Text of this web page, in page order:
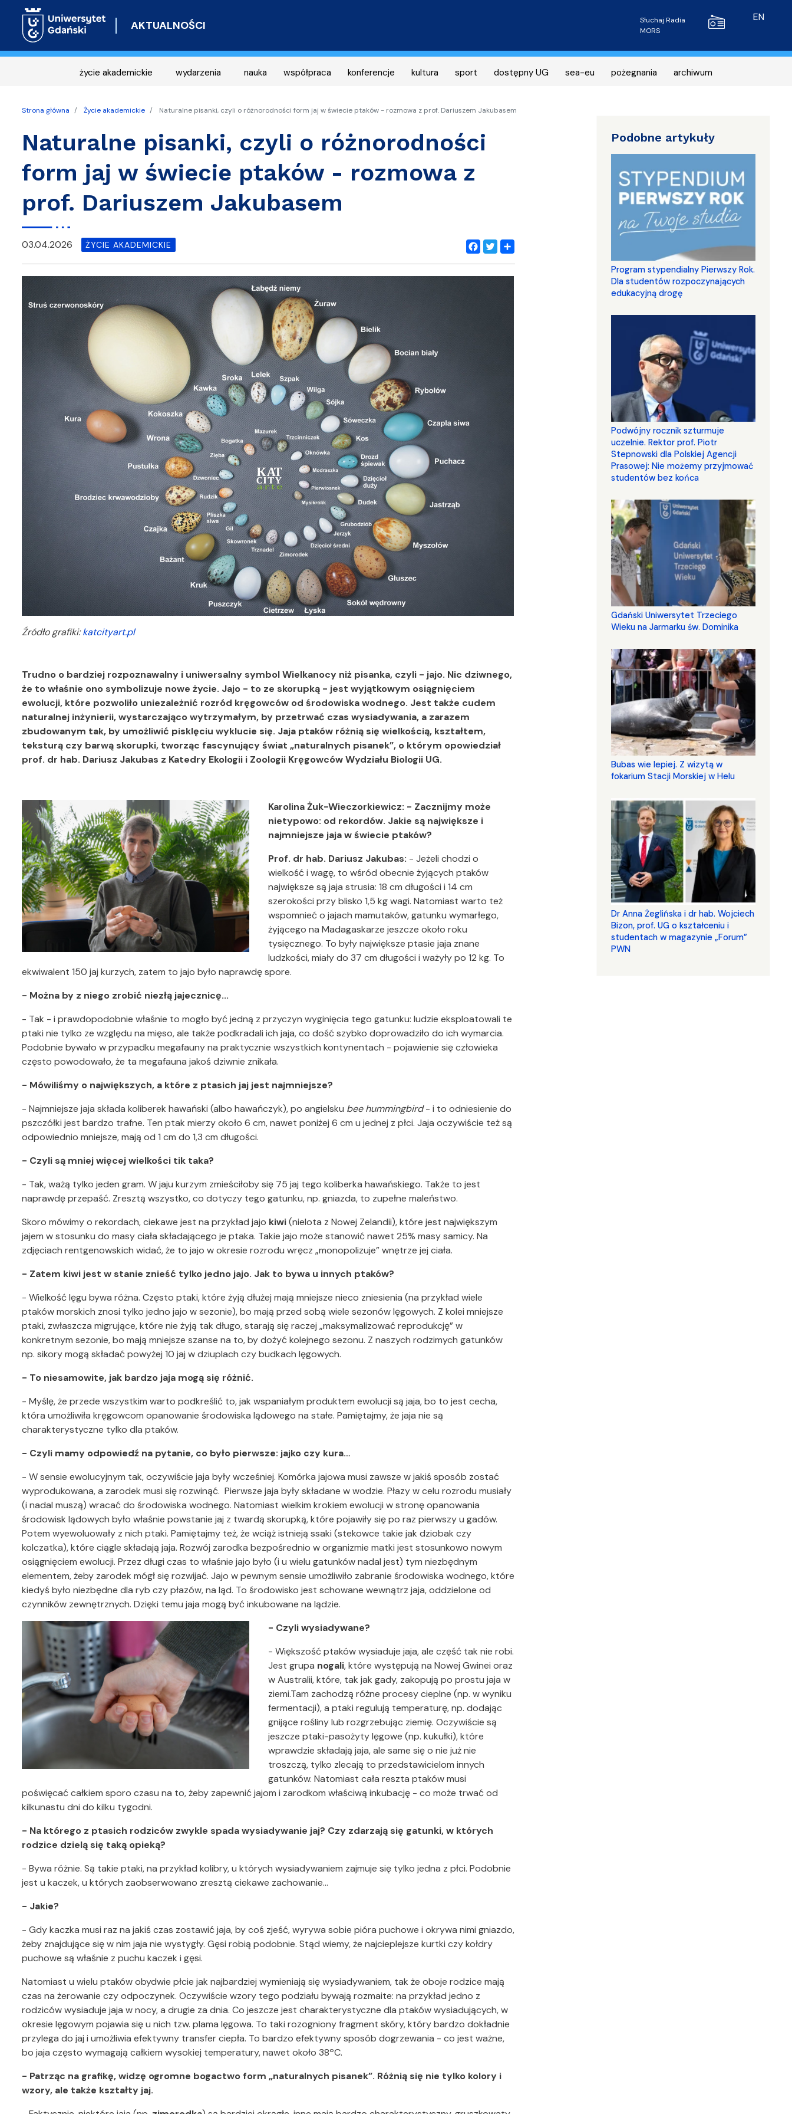
AKTUALNOŚCI Radio MORS
Słuchaj Radia
MORS
EN
życie akademickie wydarzenia nauka współpraca konferencje kultura sport dostępny UG sea-eu pożegnania archiwum
Strona główna Życie akademickie Naturalne pisanki, czyli o różnorodności form jaj w świecie ptaków - rozmowa z prof. Dariuszem Jakubasem
Naturalne pisanki, czyli o różnorodności
form jaj w świecie ptaków - rozmowa z
prof. Dariuszem Jakubasem
Facebook
Twitter
Share
03.04.2026 ŻYCIE AKADEMICKIE
Źródło grafiki:katcityart.pl
Trudno o bardziej rozpoznawalny i uniwersalny symbol Wielkanocy niż pisanka, czyli - jajo. Nic dziwnego,
że to właśnie ono symbolizuje nowe życie. Jajo - to ze skorupką - jest wyjątkowym osiągnięciem
ewolucji, które pozwoliło uniezależnić rozród kręgowców od środowiska wodnego. Jest także cudem
naturalnej inżynierii, wystarczająco wytrzymałym, by przetrwać czas wysiadywania, a zarazem
zbudowanym tak, by umożliwić pisklęciu wyklucie się. Jaja ptaków różnią się wielkością, kształtem,
teksturą czy barwą skorupki, tworząc fascynujący świat „naturalnych pisanek”, o którym opowiedział
prof. dr hab. Dariusz Jakubas z Katedry Ekologii i Zoologii Kręgowców Wydziału Biologii UG.
Karolina Żuk-Wieczorkiewicz: - Zacznijmy może
nietypowo: od rekordów. Jakie są największe i
najmniejsze jaja w świecie ptaków?
Prof. dr hab. Dariusz Jakubas: - Jeżeli chodzi o
wielkość i wagę, to wśród obecnie żyjących ptaków
największe są jaja strusia: 18 cm długości i 14 cm
szerokości przy blisko 1,5 kg wagi. Natomiast warto też
wspomnieć o jajach mamutaków, gatunku wymarłego,
żyjącego na Madagaskarze jeszcze około roku
tysięcznego. To były największe ptasie jaja znane
ludzkości, miały do 37 cm długości i ważyły po 12 kg. To
ekwiwalent 150 jaj kurzych, zatem to jajo było naprawdę spore.
- Można by z niego zrobić niezłą jajecznicę...
- Tak - i prawdopodobnie właśnie to mogło być jedną z przyczyn wyginięcia tego gatunku: ludzie eksploatowali te
ptaki nie tylko ze względu na mięso, ale także podkradali ich jaja, co dość szybko doprowadziło do ich wymarcia.
Podobnie bywało w przypadku megafauny na praktycznie wszystkich kontynentach - pojawienie się człowieka
często powodowało, że ta megafauna jakoś dziwnie znikała.
- Mówiliśmy o największych, a które z ptasich jaj jest najmniejsze?
- Najmniejsze jaja składa koliberek hawański (albo hawańczyk), po angielsku bee hummingbird- i to odniesienie do
pszczółki jest bardzo trafne. Ten ptak mierzy około 6 cm, nawet poniżej 6 cm u jednej z płci. Jaja oczywiście też są
odpowiednio mniejsze, mają od 1 cm do 1,3 cm długości.
- Czyli są mniej więcej wielkości tik taka?
- Tak, ważą tylko jeden gram. W jaju kurzym zmieściłoby się 75 jaj tego koliberka hawańskiego. Także to jest
naprawdę przepaść. Zresztą wszystko, co dotyczy tego gatunku, np. gniazda, to zupełne maleństwo.
Skoro mówimy o rekordach, ciekawe jest na przykład jajo kiwi(nielota z Nowej Zelandii), które jest największym
jajem w stosunku do masy ciała składającego je ptaka. Takie jajo może stanowić nawet 25% masy samicy. Na
zdjęciach rentgenowskich widać, że to jajo w okresie rozrodu wręcz „monopolizuje” wnętrze jej ciała.
- Zatem kiwi jest w stanie znieść tylko jedno jajo. Jak to bywa u innych ptaków?
- Wielkość lęgu bywa różna. Często ptaki, które żyją dłużej mają mniejsze nieco zniesienia (na przykład wiele
ptaków morskich znosi tylko jedno jajo w sezonie), bo mają przed sobą wiele sezonów lęgowych. Z kolei mniejsze
ptaki, zwłaszcza migrujące, które nie żyją tak długo, starają się raczej „maksymalizować reprodukcję” w
konkretnym sezonie, bo mają mniejsze szanse na to, by dożyć kolejnego sezonu. Z naszych rodzimych gatunków
np. sikory mogą składać powyżej 10 jaj w dziuplach czy budkach lęgowych.
- To niesamowite, jak bardzo jaja mogą się różnić.
- Myślę, że przede wszystkim warto podkreślić to, jak wspaniałym produktem ewolucji są jaja, bo to jest cecha,
która umożliwiła kręgowcom opanowanie środowiska lądowego na stałe. Pamiętajmy, że jaja nie są
charakterystyczne tylko dla ptaków.
- Czyli mamy odpowiedź na pytanie, co było pierwsze: jajko czy kura…
- W sensie ewolucyjnym tak, oczywiście jaja były wcześniej. Komórka jajowa musi zawsze w jakiś sposób zostać
wyprodukowana, a zarodek musi się rozwinąć. Pierwsze jaja były składane w wodzie. Płazy w celu rozrodu musiały
(i nadal muszą) wracać do środowiska wodnego. Natomiast wielkim krokiem ewolucji w stronę opanowania
środowisk lądowych było właśnie powstanie jaj z twardą skorupką, które pojawiły się po raz pierwszy u gadów.
Potem wyewoluowały z nich ptaki. Pamiętajmy też, że wciąż istnieją ssaki (stekowce takie jak dziobak czy
kolczatka), które ciągle składają jaja. Rozwój zarodka bezpośrednio w organizmie matki jest stosunkowo nowym
osiągnięciem ewolucji. Przez długi czas to właśnie jajo było (i u wielu gatunków nadal jest) tym niezbędnym
elementem, żeby zarodek mógł się rozwijać. Jajo w pewnym sensie umożliwiło zabranie środowiska wodnego, które
kiedyś było niezbędne dla ryb czy płazów, na ląd. To środowisko jest schowane wewnątrz jaja, oddzielone od
czynników zewnętrznych. Dzięki temu jaja mogą być inkubowane na lądzie.
- Czyli wysiadywane?
- Większość ptaków wysiaduje jaja, ale część tak nie robi.
Jest grupa nogali, które występują na Nowej Gwinei oraz
w Australii, które, tak jak gady, zakopują po prostu jaja w
ziemi.Tam zachodzą różne procesy cieplne (np. w wyniku
fermentacji), a ptaki regulują temperaturę, np. dodając
gnijące rośliny lub rozgrzebując ziemię. Oczywiście są
jeszcze ptaki-pasożyty lęgowe (np. kukułki), które
wprawdzie składają jaja, ale same się o nie już nie
troszczą, tylko zlecają to przedstawicielom innych
gatunków. Natomiast cała reszta ptaków musi
poświęcać całkiem sporo czasu na to, żeby zapewnić jajom i zarodkom właściwą inkubację - co może trwać od
kilkunastu dni do kilku tygodni.
- Na którego z ptasich rodziców zwykle spada wysiadywanie jaj? Czy zdarzają się gatunki, w których
rodzice dzielą się taką opieką?
- Bywa różnie. Są takie ptaki, na przykład kolibry, u których wysiadywaniem zajmuje się tylko jedna z płci. Podobnie
jest u kaczek, u których zaobserwowano zresztą ciekawe zachowanie…
- Jakie?
- Gdy kaczka musi raz na jakiś czas zostawić jaja, by coś zjeść, wyrywa sobie pióra puchowe i okrywa nimi gniazdo,
żeby znajdujące się w nim jaja nie wystygły. Gęsi robią podobnie. Stąd wiemy, że najcieplejsze kurtki czy kołdry
puchowe są właśnie z puchu kaczek i gęsi.
Natomiast u wielu ptaków obydwie płcie jak najbardziej wymieniają się wysiadywaniem, tak że oboje rodzice mają
czas na żerowanie czy odpoczynek. Oczywiście wzory tego podziału bywają rozmaite: na przykład jedno z
rodziców wysiaduje jaja w nocy, a drugie za dnia. Co jeszcze jest charakterystyczne dla ptaków wysiadujących, w
okresie lęgowym pojawia się u nich tzw. plama lęgowa. To taki rozogniony fragment skóry, który bardzo dokładnie
przylega do jaj i umożliwia efektywny transfer ciepła. To bardzo efektywny sposób dogrzewania - co jest ważne,
bo jaja często wymagają całkiem wysokiej temperatury, nawet około 38ºC.
- Patrząc na grafikę, widzę ogromne bogactwo form „naturalnych pisanek”. Różnią się nie tylko kolory i
wzory, ale także kształty jaj.
Podobne artykuły
Program stypendialny Pierwszy Rok.
Dla studentów rozpoczynających
edukacyjną drogę
Podwójny rocznik szturmuje
uczelnie. Rektor prof. Piotr
Stepnowski dla Polskiej Agencji
Prasowej: Nie możemy przyjmować
studentów bez końca
Gdański Uniwersytet Trzeciego
Wieku na Jarmarku św. Dominika
Bubas wie lepiej. Z wizytą w
fokarium Stacji Morskiej w Helu
​​​​​​​Dr Anna Żeglińska i dr hab. Wojciech
Bizon, prof. UG o kształceniu i
studentach w magazynie „Forum”
PWN